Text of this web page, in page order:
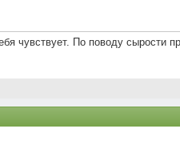
чувствует. По поводу сырости